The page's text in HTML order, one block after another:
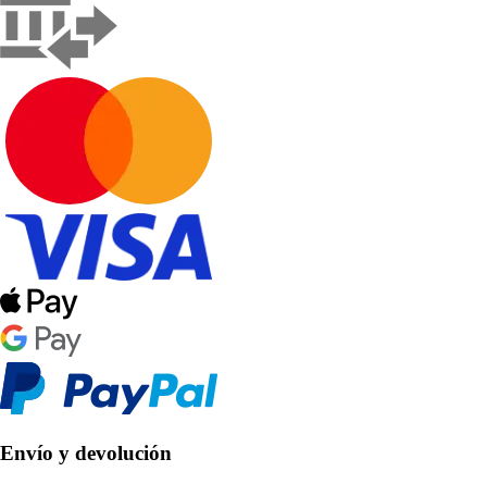
Envío y devolución